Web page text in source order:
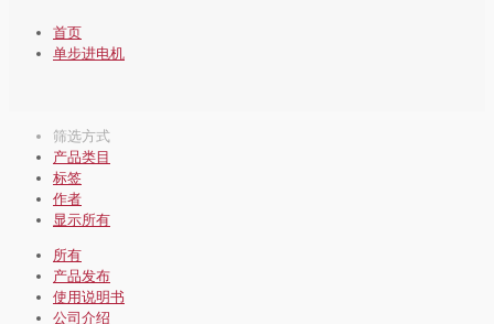
首页
单步进电机
筛选方式
产品类目
标签
作者
显示所有
所有
产品发布
使用说明书
公司介绍